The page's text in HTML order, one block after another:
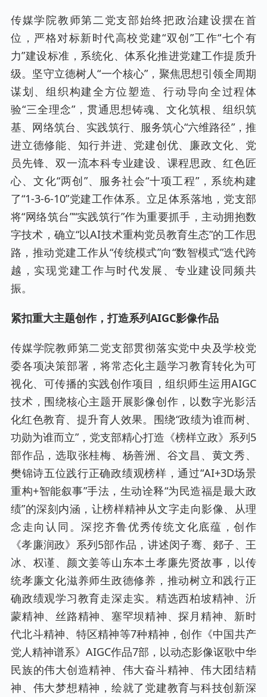
传媒学院教师第二党支部始终把政治建设摆在首
位，严格对标新时代高校党建“双创”工作“七个有
力”建设标准，系统化、体系化推进党建工作提质升
级。坚守立德树人“一个核心”，聚焦思想引领全周期
谋划、组织构建全方位塑造、行动导向全过程体
验“三全理念”，贯通思想铸魂、文化筑根、组织筑
基、网络筑台、实践筑行、服务筑心“六维路径”，推
进立德修能、知行并进、党建创优、廉政文化、党
员先锋、双一流本科专业建设、课程思政、红色匠
心、文化“两创”、服务社会“十项工程”，系统构建
了“1-3-6-10”党建工作体系。立足体系落地，党支部
将“网络筑台”“实践筑行”作为重要抓手，主动拥抱数
字技术，确立“以AI技术重构党员教育生态”的工作思
路，推动党建工作从“传统模式”向“数智模式”迭代跨
越，实现党建工作与时代发展、专业建设同频共
振。
紧扣重大主题创作，打造系列AIGC影像作品
传媒学院教师第二党支部贯彻落实党中央及学校党
委各项决策部署，将常态化主题学习教育转化为可
视化、可传播的实践创作项目，组织师生运用AIGC
技术，围绕核心主题开展影像创作，以数字光影活
化红色教育、提升育人效果。围绕“政绩为谁而树、
功勋为谁而立”，党支部精心打造《榜样立政》系列5
部作品，选取张桂梅、杨善洲、谷文昌、黄文秀、
樊锦诗五位践行正确政绩观榜样，通过“AI+3D场景
重构+智能叙事”手法，生动诠释“为民造福是最大政
绩”的深刻内涵，让榜样精神从文字走向影像、从理
念走向认同。深挖齐鲁优秀传统文化底蕴，创作
《孝廉润政》系列5部作品，讲述闵子骞、郯子、王
冰、权谨、颜文姜等山东本土孝廉先贤故事，以传
统孝廉文化滋养师生政德修养，推动树立和践行正
确政绩观学习教育走深走实。精选西柏坡精神、沂
蒙精神、丝路精神、塞罕坝精神、探月精神、新时
代北斗精神、特区精神等7种精神，创作《中国共产
党人精神谱系》AIGC作品7部，以动态影像讴歌中华
民族的伟大创造精神、伟大奋斗精神、伟大团结精
神、伟大梦想精神，绘就了党建教育与科技创新深